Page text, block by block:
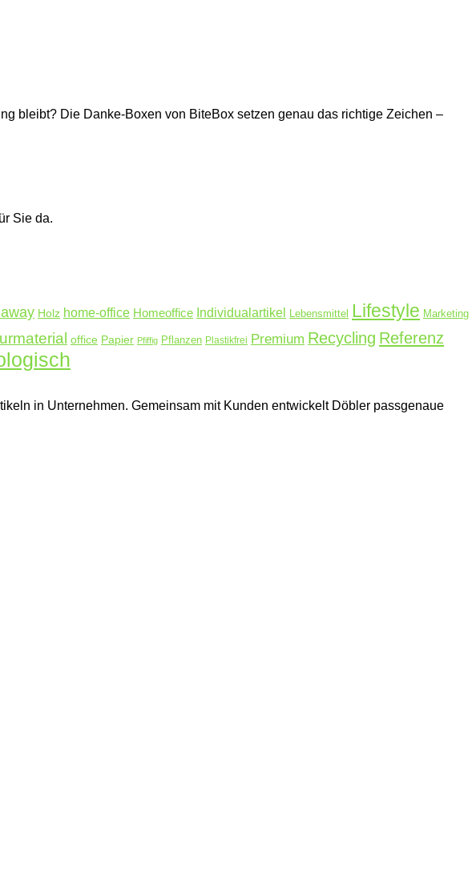
bleibt? Die Danke-Boxen von BiteBox setzen genau das richtige Zeichen –
Sie da.
Holz home-office Homeoffice Individualartikel Lebensmittel Lifestyle Marketing
office Papier Pfiffig Pflanzen Plastikfrei Premium Recycling Referenz
in Unternehmen. Gemeinsam mit Kunden entwickelt Döbler passgenaue